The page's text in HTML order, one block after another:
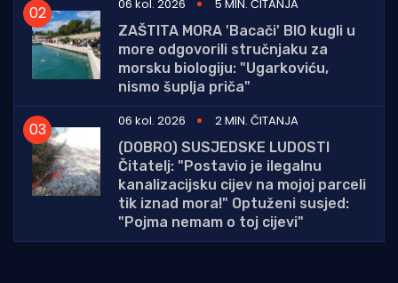
06 kol. 2026
5 MIN. ČITANJA
ZAŠTITA MORA 'Bacači' BIO kugli u
more odgovorili stručnjaku za
morsku biologiju: "Ugarkoviću,
nismo šuplja priča"
06 kol. 2026
2 MIN. ČITANJA
(DOBRO) SUSJEDSKE LUDOSTI
Čitatelj: "Postavio je ilegalnu
kanalizacijsku cijev na mojoj parceli
tik iznad mora!" Optuženi susjed:
"Pojma nemam o toj cijevi"